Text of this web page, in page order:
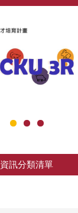
資訊分類清單